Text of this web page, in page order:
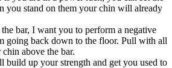
you stand on them your chin will already
bar, I want you to perform a negative
going back down to the floor. Pull with all
above the bar.
build up your strength and get you used to